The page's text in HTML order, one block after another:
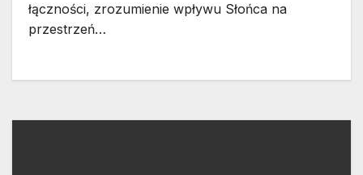
łączności, zrozumienie wpływu Słońca na
przestrzeń…